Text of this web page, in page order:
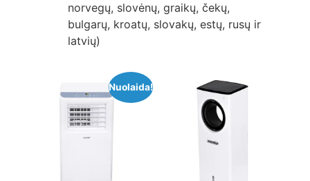
norvegų, slovėnų, graikų, čekų,
bulgarų, kroatų, slovakų, estų, rusų ir
latvių)
Nuolaida!